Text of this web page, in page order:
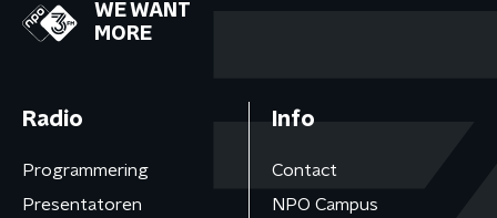
WE WANT
MORE
Radio
Programmering
Presentatoren
Info
Contact
NPO Campus